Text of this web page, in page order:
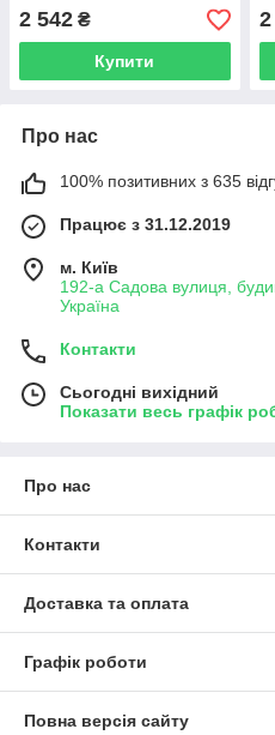
2 542 ₴
Купити
Про нас
100% позитивних з 635
Працює з 31.12.2019
м. Київ
192-а Садова вулиця,
Україна
Контакти
Сьогодні вихідний
Показати весь графік
Про нас
Контакти
Доставка та оплата
Графік роботи
Повна версія сайту